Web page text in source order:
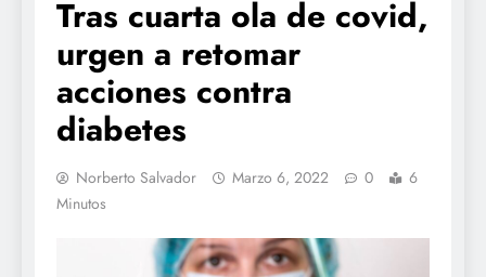
Tras cuarta ola de covid,
urgen a retomar
acciones contra
diabetes
Norberto Salvador Marzo 6, 2022 0
6
Minutos